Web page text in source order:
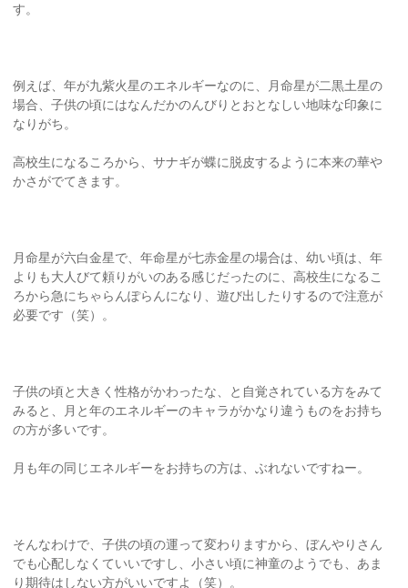
す。
例えば、年が九紫火星のエネルギーなのに、月命星が二黒土星の
場合、子供の頃にはなんだかのんびりとおとなしい地味な印象に
なりがち。
高校生になるころから、サナギが蝶に脱皮するように本来の華や
かさがでてきます。
月命星が六白金星で、年命星が七赤金星の場合は、幼い頃は、年
よりも大人びて頼りがいのある感じだったのに、高校生になるこ
ろから急にちゃらんぽらんになり、遊び出したりするので注意が
必要です（笑）。
子供の頃と大きく性格がかわったな、と自覚されている方をみて
みると、月と年のエネルギーのキャラがかなり違うものをお持ち
の方が多いです。
月も年の同じエネルギーをお持ちの方は、ぶれないですねー。
そんなわけで、子供の頃の運って変わりますから、ぼんやりさん
でも心配しなくていいですし、小さい頃に神童のようでも、あま
り期待はしない方がいいですよ（笑）。